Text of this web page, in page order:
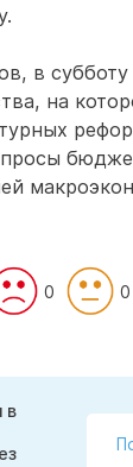
в субботу
на
0 0
в